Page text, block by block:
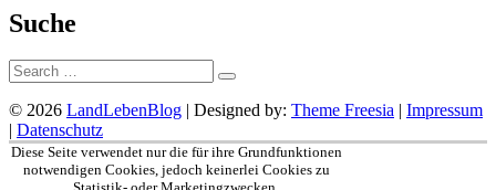
Suche
Suche:
© 2026 LandLebenBlog | Designed by: Theme Freesia | Impressum
| Datenschutz
Nach
oben
Diese Seite verwendet nur die für ihre Grundfunktionen
notwendigen Cookies, jedoch keinerlei Cookies zu